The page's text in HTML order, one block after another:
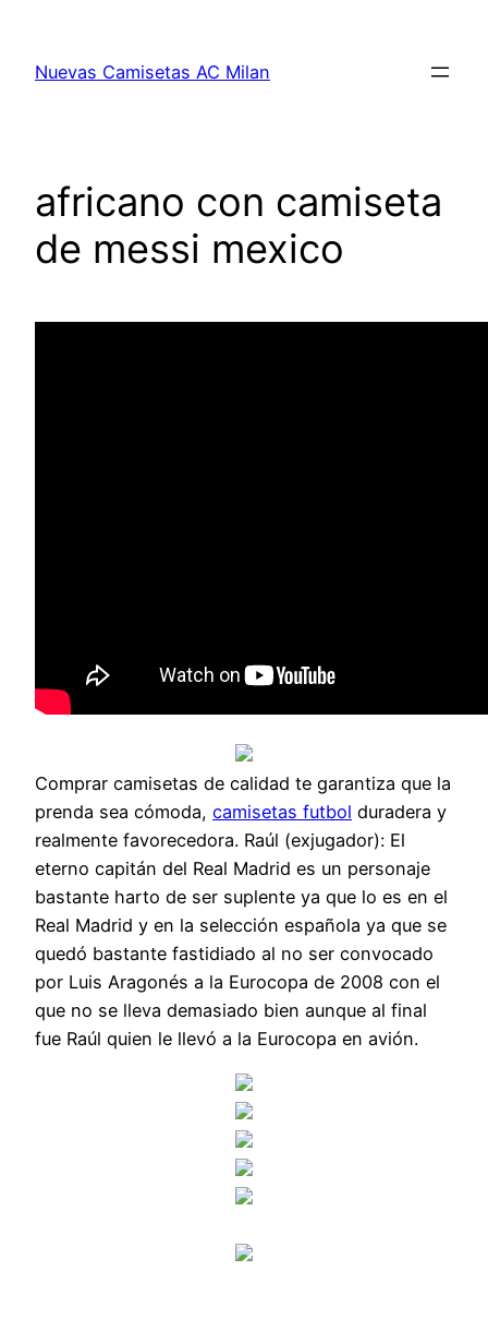
contenido
Nuevas Camisetas AC Milan
africano con camiseta
de messi mexico
Comprar camisetas de calidad te garantiza que la
prenda sea cómoda, camisetas futbol duradera y
realmente favorecedora. Raúl (exjugador): El
eterno capitán del Real Madrid es un personaje
bastante harto de ser suplente ya que lo es en el
Real Madrid y en la selección española ya que se
quedó bastante fastidiado al no ser convocado
por Luis Aragonés a la Eurocopa de 2008 con el
que no se lleva demasiado bien aunque al final
fue Raúl quien le llevó a la Eurocopa en avión.